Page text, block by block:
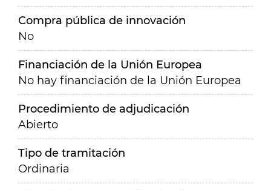
Compra pública de innovación
No
Financiación de la Unión Europea
No hay financiación de la Unión Europea
Procedimiento de adjudicación
Abierto
Tipo de tramitación
Ordinaria